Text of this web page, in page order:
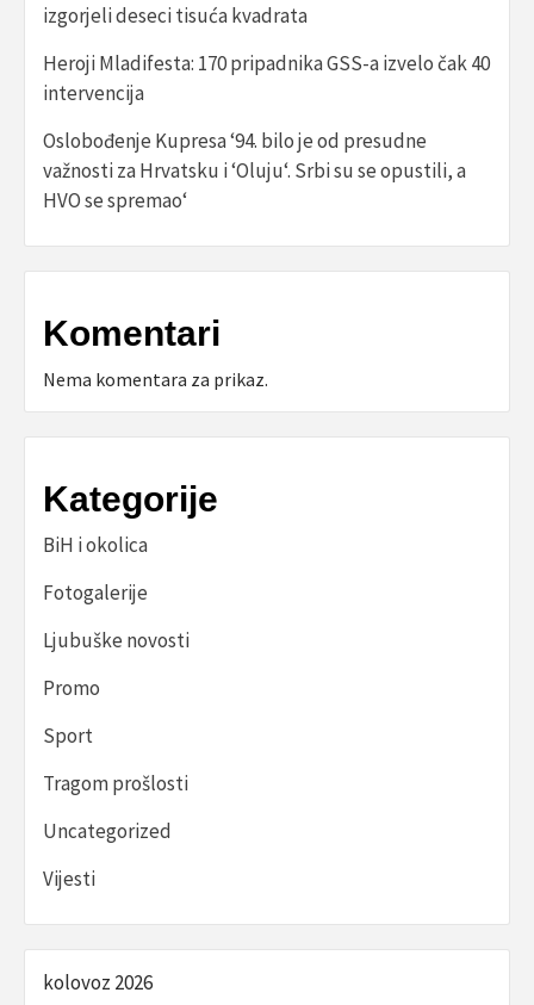
izgorjeli deseci tisuća kvadrata
Heroji Mladifesta: 170 pripadnika GSS-a izvelo čak 40
intervencija
Oslobođenje Kupresa ‘94. bilo je od presudne
važnosti za Hrvatsku i ‘Oluju‘. Srbi su se opustili, a
HVO se spremao‘
Komentari
Nema komentara za prikaz.
Kategorije
BiH i okolica
Fotogalerije
Ljubuške novosti
Promo
Sport
Tragom prošlosti
Uncategorized
Vijesti
kolovoz 2026